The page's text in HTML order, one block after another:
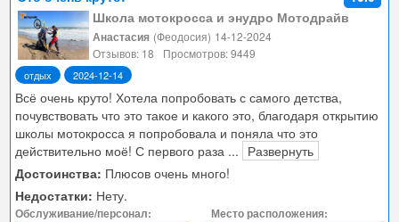
Школа мотокросса и энудро Мотодрайв
Анастасия (Феодосия) 14-12-2024
Отзывов: 18
Просмотров: 9449
отдых 2024-12-14
Всё очень круто! Хотела попробовать с самого детства,
почувствовать что это такое и какого это, благодаря открытию
школы мотокросса я попробовала и поняла что это
действительно моё! С первого раза ... Развернуть
Достоинства: Плюсов очень много!
Недостатки: Нету.
Обслуживание/персонал: Место расположения: